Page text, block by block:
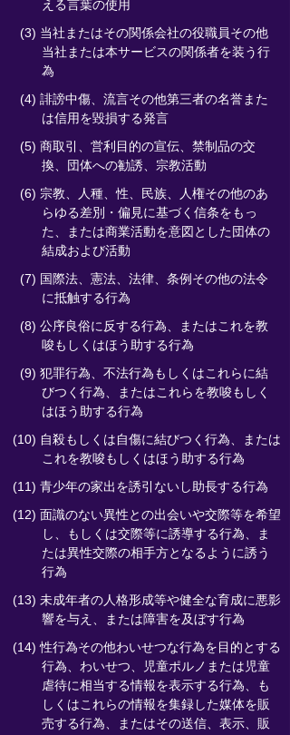
える言葉の使用
(3) 当社またはその関係会社の役職員その他
当社または本サービスの関係者を装う行
為
(4) 誹謗中傷、流言その他第三者の名誉また
は信用を毀損する発言
(5) 商取引、営利目的の宣伝、禁制品の交
換、団体への勧誘、宗教活動
(6) 宗教、人種、性、民族、人権その他のあ
らゆる差別・偏見に基づく信条をもっ
た、または商業活動を意図とした団体の
結成および活動
(7) 国際法、憲法、法律、条例その他の法令
に抵触する行為
(8) 公序良俗に反する行為、またはこれを教
唆もしくはほう助する行為
(9) 犯罪行為、不法行為もしくはこれらに結
びつく行為、またはこれらを教唆もしく
はほう助する行為
(10) 自殺もしくは自傷に結びつく行為、または
これを教唆もしくはほう助する行為
(11) 青少年の家出を誘引ないし助長する行為
(12) 面識のない異性との出会いや交際等を希望
し、もしくは交際等に誘導する行為、ま
たは異性交際の相手方となるように誘う
行為
(13) 未成年者の人格形成等や健全な育成に悪影
響を与え、または障害を及ぼす行為
(14) 性行為その他わいせつな行為を目的とする
行為、わいせつ、児童ポルノまたは児童
虐待に相当する情報を表示する行為、も
しくはこれらの情報を集録した媒体を販
売する行為、またはその送信、表示、販